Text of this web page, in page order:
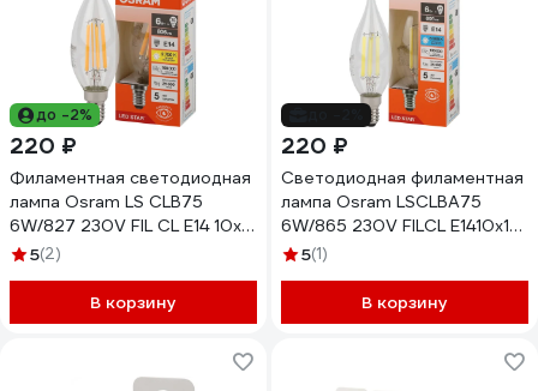
до -2%
220 ₽
Филаментная светодиодная
лампа Osram LS CLB75
6W/827 230V FIL CL E14 10x1
4058075684812
5(2)
В корзину
220 ₽
Светодиодная филаментная
лампа Osram LSCLBA75
6W/865 230V FILCL E1410x1
4058075688162
5(1)
В корзину